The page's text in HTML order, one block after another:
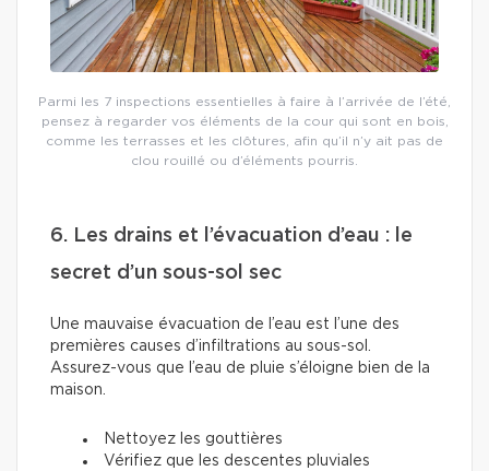
Parmi les 7 inspections essentielles à faire à l’arrivée de l’été,
pensez à regarder vos éléments de la cour qui sont en bois,
comme les terrasses et les clôtures, afin qu’il n’y ait pas de
clou rouillé ou d’éléments pourris.
6. Les drains et l’évacuation d’eau : le
secret d’un sous-sol sec
Une mauvaise évacuation de l’eau est l’une des
premières causes d’infiltrations au sous-sol.
Assurez-vous que l’eau de pluie s’éloigne bien de la
maison.
Nettoyez les gouttières
Vérifiez que les descentes pluviales